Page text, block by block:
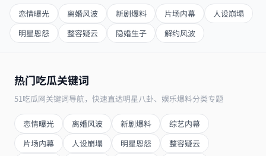
恋情曝光 离婚风波 新剧爆料 片场内幕
人设崩塌
明星恩怨
整容疑云 隐婚生子 解约风波
热门吃瓜关键词
51吃瓜网关键词导航，快速直达明星八卦、娱乐爆料分类专题
恋情曝光 离婚风波 新剧爆料
综艺内幕
片场内幕
人设崩塌 明星恩怨 整容疑云